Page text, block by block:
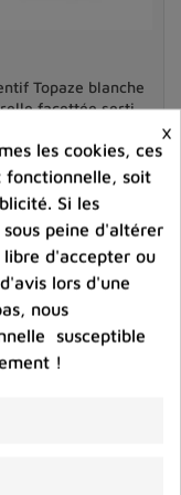
en pierre
un moment
à ouvrir
à la
méditant sur
la connexion à
ce simple
et d’un
en pierre
accessoires
Topaze blanche
facettée serti
Prix
44,00 €
shopping_cart  favorite_border
×
les cookies, ces
fonctionnelle, soit
Si les
peine d'altérer
d'accepter ou
lors d'une
nous
susceptible
!